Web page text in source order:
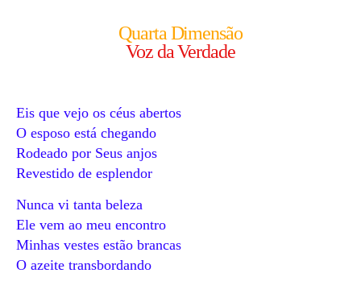
Quarta Dimensão
Voz da Verdade
Eis que vejo os céus abertos
O esposo está chegando
Rodeado por Seus anjos
Revestido de esplendor
Nunca vi tanta beleza
Ele vem ao meu encontro
Minhas vestes estão brancas
O azeite transbordando